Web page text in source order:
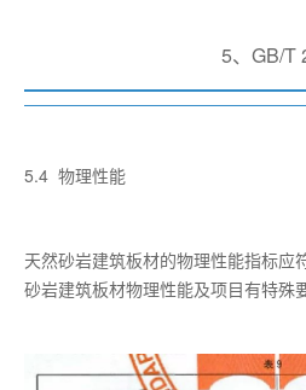
5、GB/T
5.4 物理性能
天然砂岩建筑板材的物理性能指标应
砂岩建筑板材物理性能及项目有特殊